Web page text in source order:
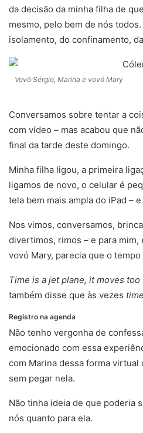
da decisão da minha filha de
mesmo, pelo bem de nós
isolamento, do confinamento,
Vovô Sérgio, Marina e vovó Mary
Conversamos sobre tentar a
com vídeo – mas acabou que
final da tarde deste domingo.
Minha filha ligou, a primeira
ligamos de novo, o celular é
tela bem mais ampla do iPad –
Nos vimos, conversamos,
divertimos, rimos – e para mim,
vovó Mary, parecia que o
Time is a jet plane, it moves too
também disse que às vezes
Registro na agenda
Não tenho vergonha de
emocionado com essa
com Marina dessa forma virtual
sem pegar nela.
Não tinha ideia de que poderia
nós quanto para ela.